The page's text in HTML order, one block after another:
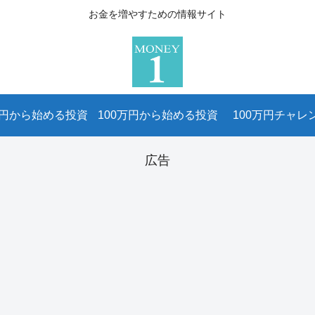
お金を増やすための情報サイト
から始める投資 100万円から始める投資 100万円チャレ
広告